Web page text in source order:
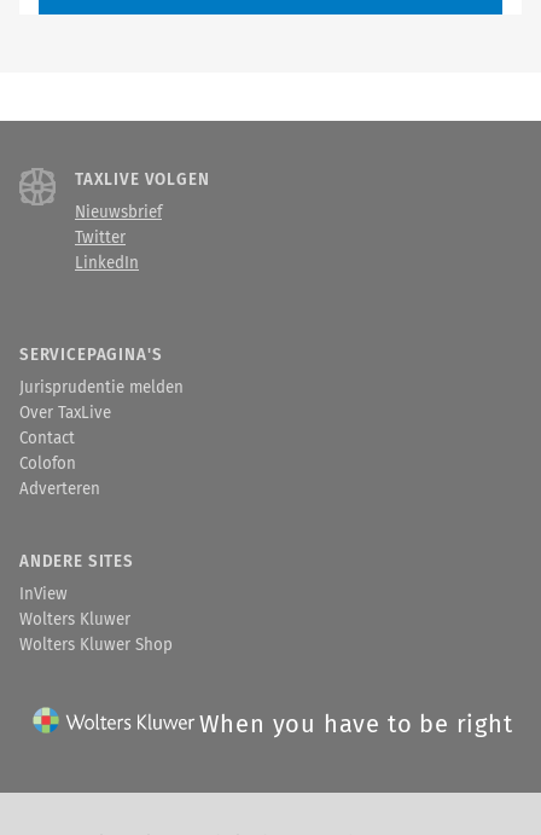
TAXLIVE VOLGEN
Nieuwsbrief
Twitter
LinkedIn
SERVICEPAGINA'S
Jurisprudentie melden
Over TaxLive
Contact
Colofon
Adverteren
ANDERE SITES
InView
Wolters Kluwer
Wolters Kluwer Shop
When you have to be right